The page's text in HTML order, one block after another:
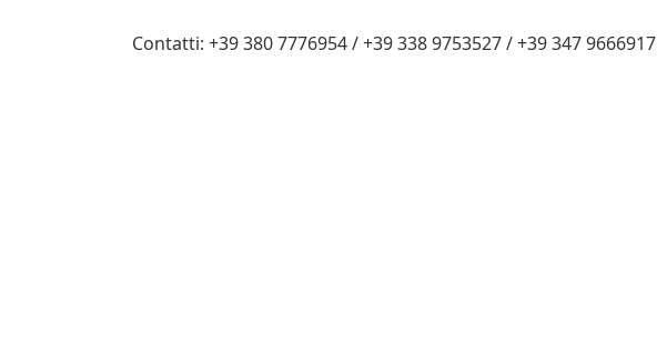
Contatti: +39 380 7776954 / +39 338 9753527 / +39 347 9666917